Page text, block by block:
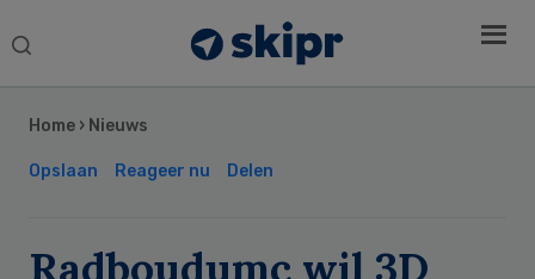
Search
Home › Nieuws
Opslaan Reageer nu Delen
Radboudumc wil 3D
Sidebar